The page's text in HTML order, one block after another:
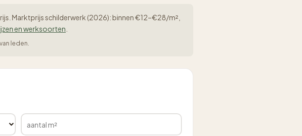
Marktprijs schilderwerk (2026): binnen €12–€28/m²,
en werksoorten
leden.